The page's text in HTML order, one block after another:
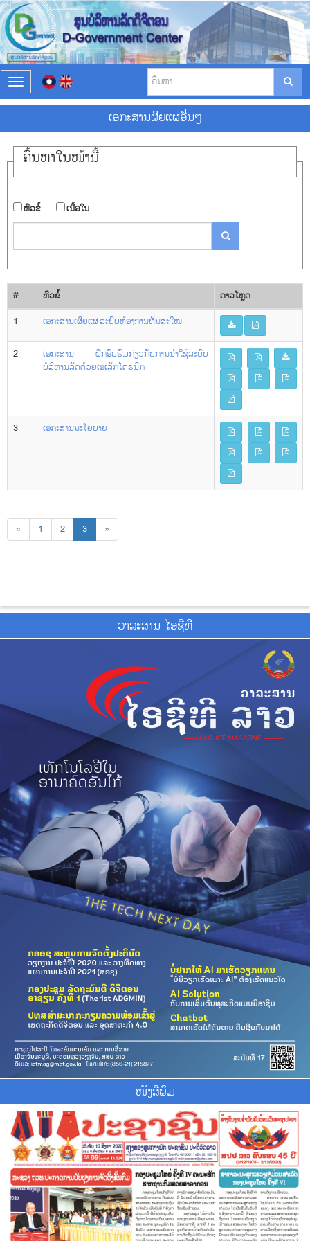
T
o
g
l
e
a
i
g
a
i
o
ເອ​ກະ​ສານ​ຜີຍ​ແຜ່​ອື່ນ​ໆ
ຄົ້ນ​ຫາ​ໃນ​ໜ້ານີ້
​ຫົວ​ຂໍ້ ​ເນື້ອ​ໃນ
# ​ຫົວ​ຂໍ້
ດາວ​ໂຫຼດ
1
ເອກະສານເຜີຍແຜ່ ລະບົບຫ້ອງການທັນສະໃໝ
2
ເອກະສານ ຝຶກອົບຮົມກ່ຽວກັບການນຳໃຊ້ລະບົບ
ບໍລິຫານລັດດ້ວຍເອເລັກໂຕຣນິກ
3 ເອກະສານນະໂຍບາຍ
« 1 2 3 »
ວາ​ລະ​ສານ ໄອ​ຊີ​ທີ
ໜັງສືພິມ